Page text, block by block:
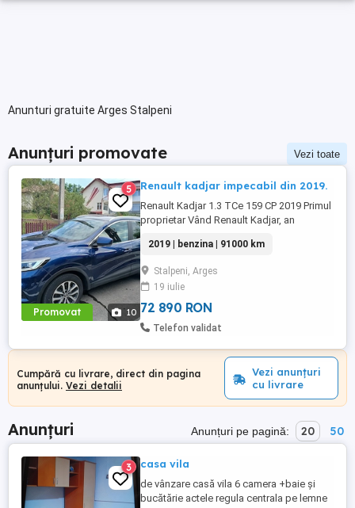
Anunturi gratuite Arges Stalpeni
Anunțuri promovate Vezi toate
Promovat 10
5 Renault kadjar impecabil din 2019.
Renault Kadjar 1.3 TCe 159 CP 2019 Primul
proprietar Vând Renault Kadjar, an
stare foarte bună de funcționare și
întreținere. Motor 1.3 TCe benzină 159 CP
Cutie manuală, 6 trepte Kilometraj real:
91.000 km Primul proprietar Mașină
îngrijită, ...
2019 | benzina | 91000 km
Stalpeni, Arges
19 iulie
72 890 RON
Telefon validat
Cumpără cu livrare, direct din pagina
anunțului. Vezi detalii
Vezi anunțuri
cu livrare
Anunțuri Anunțuri pe pagină: 20 50
3 casa vila
de vânzare casă vila 6 camera +baie și
bucătărie actele regula centrala pe lemne